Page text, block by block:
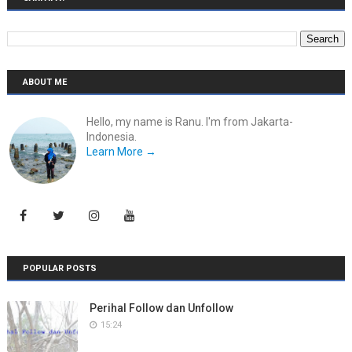
ABOUT ME
Hello, my name is Ranu. I'm from Jakarta-
Indonesia.
Learn More →
POPULAR POSTS
Perihal Follow dan Unfollow
15:24